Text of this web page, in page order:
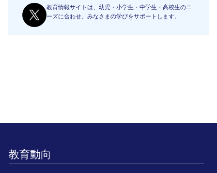
教育情報サイトは、幼児・小学生・中学生・高校生のニ
ーズに合わせ、みなさまの学びをサポートします。
教育動向